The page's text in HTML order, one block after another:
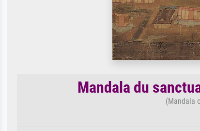
Mandala du
(Mandala